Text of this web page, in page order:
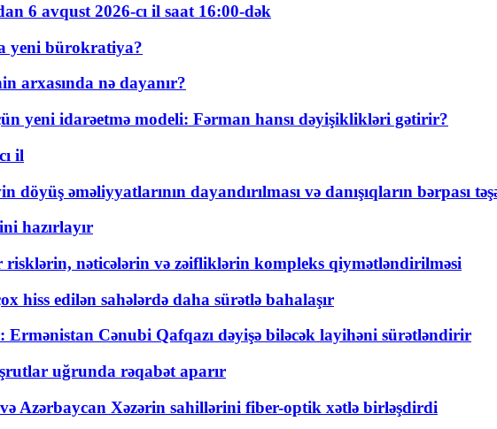
6 avqust 2026-cı il saat 16:00-dək
yeni bürokratiya?
arxasında nə dayanır?
yeni idarəetmə modeli: Fərman hansı dəyişiklikləri gətirir?
il
əməliyyatlarının dayandırılması və danışıqların bərpası
hazırlayır
risklərin, nəticələrin və zəifliklərin kompleks qiymətləndirilməsi
hiss edilən sahələrdə daha sürətlə bahalaşır
Cənubi Qafqazı dəyişə biləcək layihəni sürətləndirir
uğrunda rəqabət aparır
Azərbaycan Xəzərin sahillərini fiber-optik xətlə birləşdirdi